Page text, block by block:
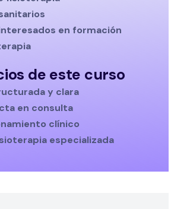
en formación
de este curso
y clara
en consulta
clínico
especializada